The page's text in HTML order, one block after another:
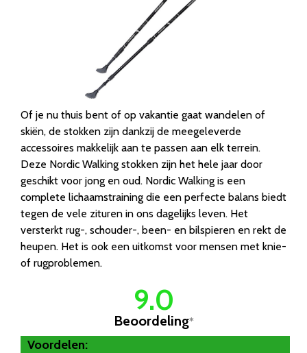
Of je nu thuis bent of op vakantie gaat wandelen of
skiën, de stokken zijn dankzij de meegeleverde
accessoires makkelijk aan te passen aan elk terrein.
Deze Nordic Walking stokken zijn het hele jaar door
geschikt voor jong en oud. Nordic Walking is een
complete lichaamstraining die een perfecte balans biedt
tegen de vele zituren in ons dagelijks leven. Het
versterkt rug-, schouder-, been- en bilspieren en rekt de
heupen. Het is ook een uitkomst voor mensen met knie-
of rugproblemen.
9.0
Beoordeling*
Voordelen: